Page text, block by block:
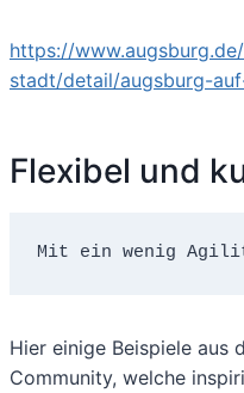
https://
stadt/detail/augsburg-
Flexibel und
Mit ein wenig
Hier einige Beispiele aus
Community, welche